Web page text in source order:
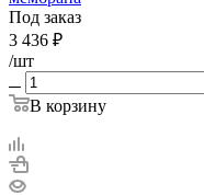
Под заказ
3 436 ₽
/шт
В корзину